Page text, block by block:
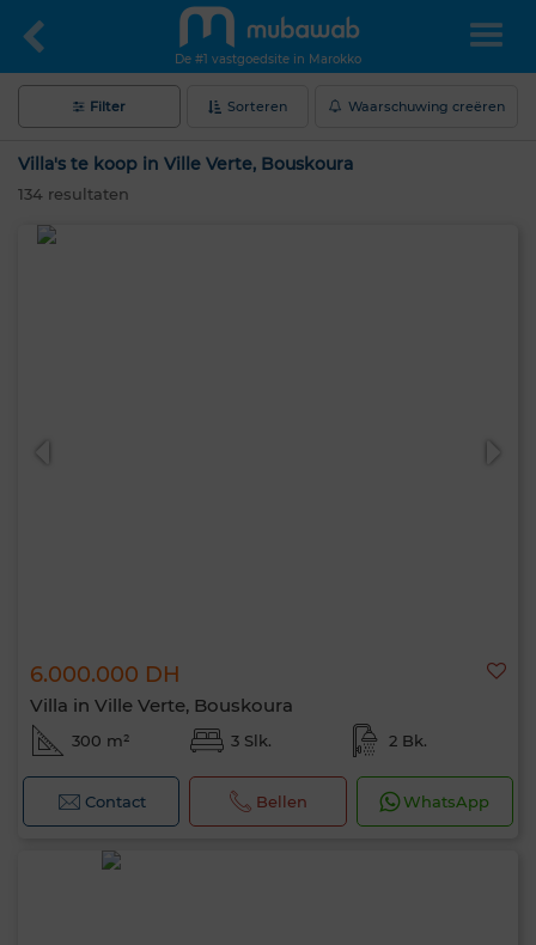
De #1 vastgoedsite in Marokko
Filter Sorteren Waarschuwing creëren
Villa's te koop in Ville Verte, Bouskoura
134 resultaten
6.000.000 DH
Villa in Ville Verte, Bouskoura
300 m² 3 Slk. 2 Bk.
Contact Bellen WhatsApp